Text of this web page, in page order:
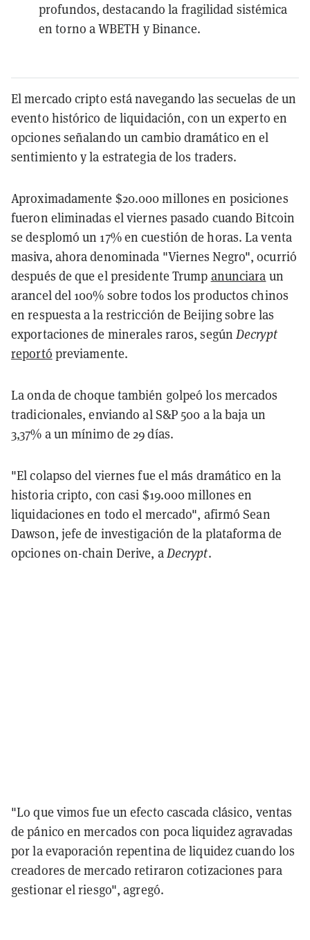
profundos, destacando la fragilidad sistémica
en torno a WBETH y Binance.
El mercado cripto está navegando las secuelas de un
evento histórico de liquidación, con un experto en
opciones señalando un cambio dramático en el
sentimiento y la estrategia de los traders.
Aproximadamente $20.000 millones en posiciones
fueron eliminadas el viernes pasado cuando Bitcoin
se desplomó un 17% en cuestión de horas. La venta
masiva, ahora denominada "Viernes Negro", ocurrió
después de que el presidente Trump anunciara un
arancel del 100% sobre todos los productos chinos
en respuesta a la restricción de Beijing sobre las
exportaciones de minerales raros, segúnDecrypt
reportó previamente.
La onda de choque también golpeó los mercados
tradicionales, enviando al S&P 500 a la baja un
3,37% a un mínimo de 29 días.
"El colapso del viernes fue el más dramático en la
historia cripto, con casi $19.000 millones en
liquidaciones en todo el mercado", afirmó Sean
Dawson, jefe de investigación de la plataforma de
opciones on-chain Derive, aDecrypt.
"Lo que vimos fue un efecto cascada clásico, ventas
de pánico en mercados con poca liquidez agravadas
por la evaporación repentina de liquidez cuando los
creadores de mercado retiraron cotizaciones para
gestionar el riesgo", agregó.